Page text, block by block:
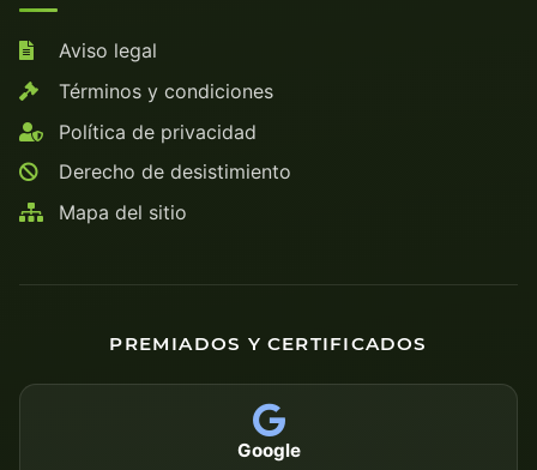
Aviso legal
Términos y condiciones
Política de privacidad
Derecho de desistimiento
Mapa del sitio
PREMIADOS Y CERTIFICADOS
Google